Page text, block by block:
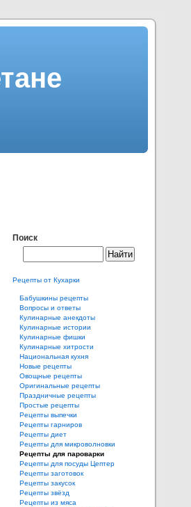
Поиск
Рецепты от Кухарки
Бабушкины рецепты
Вопросы и ответы
Кулинарные анекдоты
Кулинарные истории
Кулинарные фишки
Кулинарные хитрости
Национальная кухня
Новые рецепты
Овощные рецепты
Оригинальные рецепты
Праздничные рецепты
Простые рецепты
Рецепты выпечки
Рецепты гарниров
Рецепты диет
Рецепты для микроволновки
Рецепты для пароварки
Рецепты для посуды Цептер
Рецепты заготовок
Рецепты закусок
Рецепты звёзд
Рецепты из мяса